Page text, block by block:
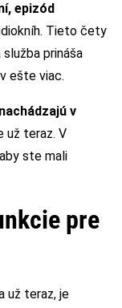
epizód
Tieto čety
prináša
ešte viac.
v
už teraz. V
ste mali
pre
už teraz, je